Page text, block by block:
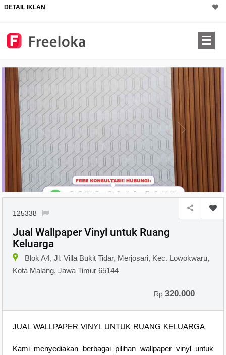
DETAIL IKLAN
125338
Jual Wallpaper Vinyl untuk Ruang
Keluarga
Blok A4, Jl. Villa Bukit Tidar, Merjosari, Kec. Lowokwaru,
Kota Malang, Jawa Timur 65144
Rp320.000
JUAL WALLPAPER VINYL UNTUK RUANG KELUARGA
Kami menyediakan berbagai pilihan wallpaper vinyl untuk